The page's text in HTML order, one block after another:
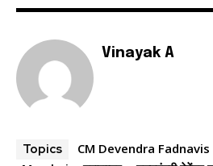
I've read and accept the
6,300 32,111
Vinayak A
Topics CM Devendra Fadnavis